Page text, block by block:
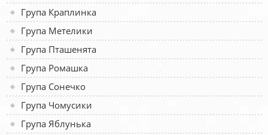
Група Краплинка
Група Метелики
Група Пташенята
Група Ромашка
Група Сонечко
Група Чомусики
Група Яблунька